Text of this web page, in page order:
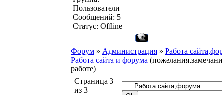
Пользователи
Сообщений: 5
Статус: Offline
Форум » Администрация » Работа
Работа сайта и форума
работе)
Страница 3
из 3